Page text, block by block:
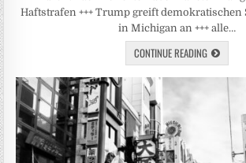
Haftstrafen +++ Trump greift demokratischen
in Michigan an +++ alle…
CONTINUE READING